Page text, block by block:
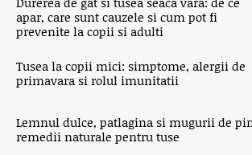
apar, care sunt cauzele si cum pot fi
prevenite la copii si adulti
Tusea la copii mici: simptome, alergii de
primavara si rolul imunitatii
Lemnul dulce, patlagina si mugurii de
remedii naturale pentru tuse